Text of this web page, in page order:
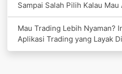
Sampai Salah Pilih Kalau Mau
Mau Trading Lebih Nyaman?
Aplikasi Trading yang Layak